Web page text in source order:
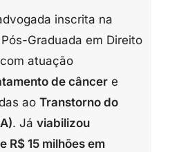
inscrita na
Pós-Graduada em Direito
atuação
de câncer e
ao Transtorno do
. Já viabilizou
R$ 15 milhões em